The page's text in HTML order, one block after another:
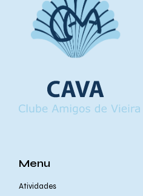
Menu
Atividades